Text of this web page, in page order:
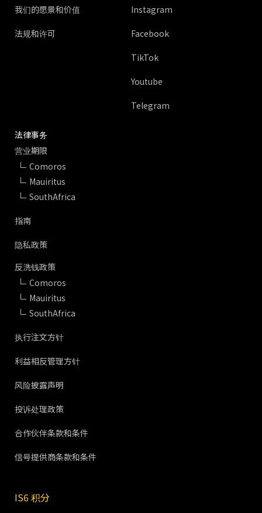
我们的愿景和价值
法规和许可
Instagram
Facebook
TikTok
Youtube
Telegram
法律事务
营业期限
Comoros
Mauiritus
SouthAfrica
指南
隐私政策
反洗钱政策
Comoros
Mauiritus
SouthAfrica
执行注文方针
利益相反管理方针
风险披露声明
投诉处理政策
合作伙伴条款和条件
信号提供商条款和条件
IS6 积分